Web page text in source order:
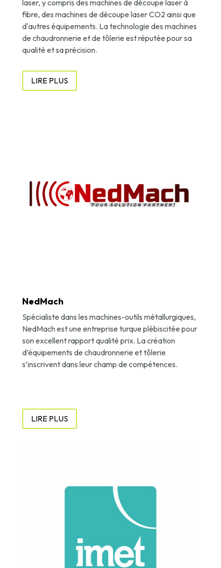
laser, y compris des machines de découpe laser à
fibre, des machines de découpe laser CO2 ainsi que
d'autres équipements. La technologie des machines
de chaudronnerie et de tôlerie est réputée pour sa
qualité et sa précision.
LIRE PLUS
NedMach
Spécialiste dans les machines-outils métallurgiques,
NedMach est une entreprise turque plébiscitée pour
son excellent rapport qualité prix. La création
d’équipements de chaudronnerie et tôlerie
s’inscrivent dans leur champ de compétences.
LIRE PLUS